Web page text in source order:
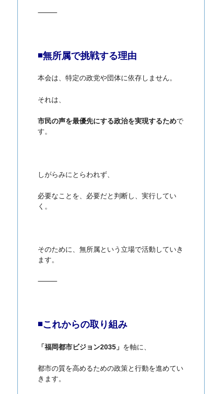
⸻
◾️無所属で挑戦する理由
本会は、特定の政党や団体に依存しません。
それは、
市民の声を最優先にする政治を実現するためで
す。
しがらみにとらわれず、
必要なことを、必要だと判断し、実行してい
く。
そのために、無所属という立場で活動していき
ます。
⸻
◾️これからの取り組み
「福岡都市ビジョン2035」 を軸に、
都市の質を高めるための政策と行動を進めてい
きます。